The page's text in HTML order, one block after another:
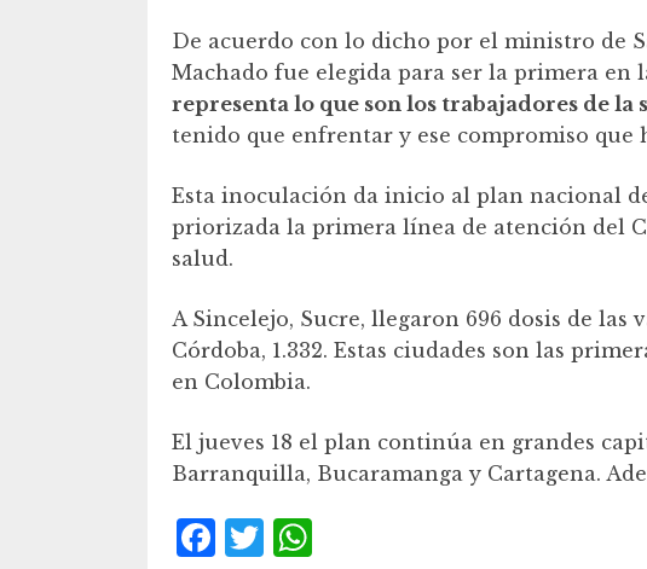
De acuerdo con lo dicho por el ministro de
Machado fue elegida para ser la primera en
representa lo que son los trabajadores de la
tenido que enfrentar y ese compromiso que
Esta inoculación da inicio al plan nacional
priorizada la primera línea de atención del
salud.
A Sincelejo, Sucre, llegaron 696 dosis de las
Córdoba, 1.332. Estas ciudades son las
en Colombia.
El jueves 18 el plan continúa en grandes
Barranquilla, Bucaramanga y Cartagena.
F
T